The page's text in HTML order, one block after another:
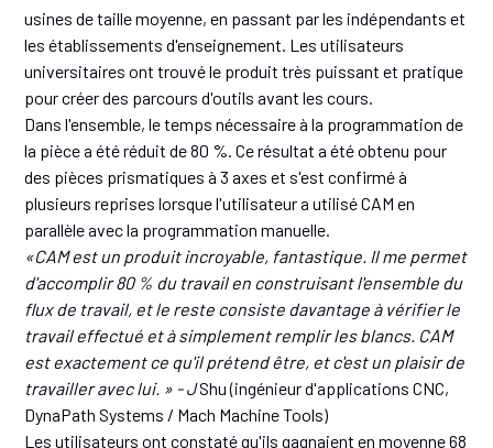
usines de taille moyenne, en passant par les indépendants et
les établissements d'enseignement. Les utilisateurs
universitaires ont trouvé le produit très puissant et pratique
pour créer des parcours d'outils avant les cours.
Dans l'ensemble, le temps nécessaire à la programmation de
la pièce a été réduit de 80 %. Ce résultat a été obtenu pour
des pièces prismatiques à 3 axes et s'est confirmé à
plusieurs reprises lorsque l'utilisateur a utilisé CAM en
parallèle avec la programmation manuelle.
«CAM est un produit incroyable, fantastique. Il me permet
d'accomplir 80 % du travail en construisant l'ensemble du
flux de travail, et le reste consiste davantage à vérifier le
travail effectué et à simplement remplir les blancs. CAM
est exactement ce qu'il prétend être, et c'est un plaisir de
travailler avec lui. » - JShu (ingénieur d'applications CNC,
DynaPath Systems / Mach Machine Tools)
Les utilisateurs ont constaté qu'ils gagnaient en moyenne 68